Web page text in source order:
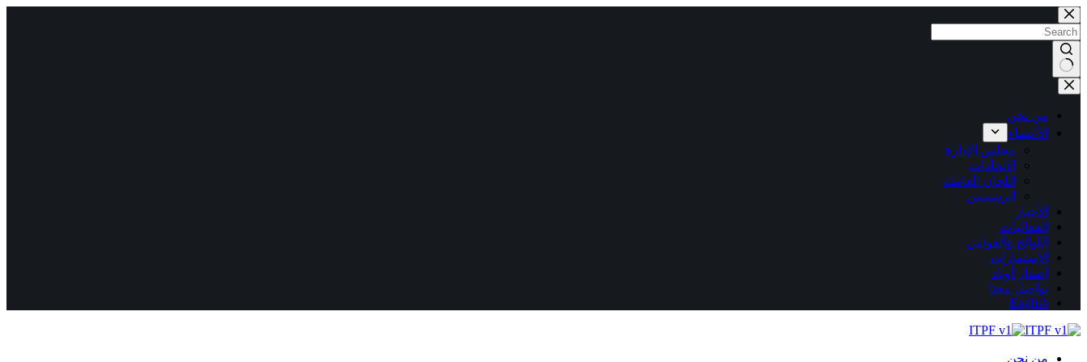
التجاوز
إلى
المحتوى
نتائج
من نحن
الأعضاء
مجلس الإدارة
الاتحادات
اللجان العاملة
الرسميين
الأخبار
الفعاليات
اللوائح والقوانين
الإستمارات
إصدار أوتاد
تواصل معنا
English
من نحن